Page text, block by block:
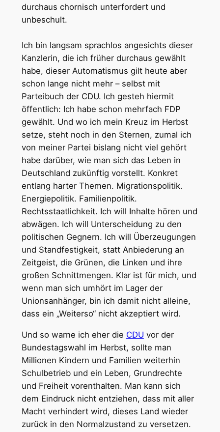
durchaus chornisch unterfordert und
unbeschult.
Ich bin langsam sprachlos angesichts dieser
Kanzlerin, die ich früher durchaus gewählt
habe, dieser Automatismus gilt heute aber
schon lange nicht mehr – selbst mit
Parteibuch der CDU. Ich gesteh hiermit
öffentlich: Ich habe schon mehrfach FDP
gewählt. Und wo ich mein Kreuz im Herbst
setze, steht noch in den Sternen, zumal ich
von meiner Partei bislang nicht viel gehört
habe darüber, wie man sich das Leben in
Deutschland zukünftig vorstellt. Konkret
entlang harter Themen. Migrationspolitik.
Energiepolitik. Familienpolitik.
Rechtsstaatlichkeit. Ich will Inhalte hören und
abwägen. Ich will Unterscheidung zu den
politischen Gegnern. Ich will Überzeugungen
und Standfestigkeit, statt Anbiederung an
Zeitgeist, die Grünen, die Linken und ihre
großen Schnittmengen. Klar ist für mich, und
wenn man sich umhört im Lager der
Unionsanhänger, bin ich damit nicht alleine,
dass ein „Weiterso“ nicht akzeptiert wird.
Und so warne ich eher die CDU vor der
Bundestagswahl im Herbst, sollte man
Millionen Kindern und Familien weiterhin
Schulbetrieb und ein Leben, Grundrechte
und Freiheit vorenthalten. Man kann sich
dem Eindruck nicht entziehen, dass mit aller
Macht verhindert wird, dieses Land wieder
zurück in den Normalzustand zu versetzen.